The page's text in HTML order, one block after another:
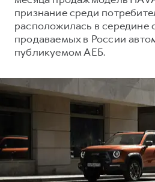
признание среди
расположилась в середине
продаваемых в России
публикуемом АЕБ.